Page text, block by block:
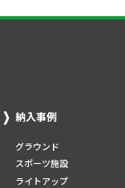
納入事例
グラウンド
スポーツ施設
ライトアップ